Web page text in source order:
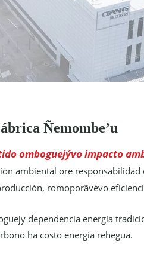
Ñemombe’u
omboguejývo impacto
ambiental ore
romoporãvévo
dependencia energía
ha costo energía rehegua.